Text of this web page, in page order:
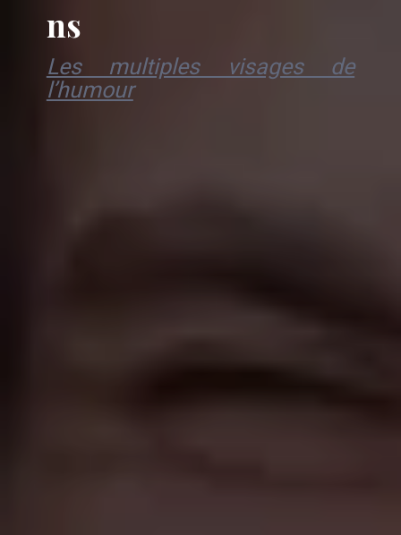
ns
Les multiples visages de
l’humour